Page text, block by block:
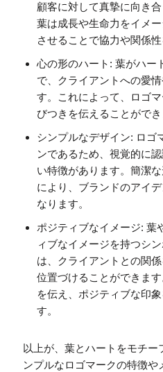
顧客に対して真摯に向き
葉は成長や生命力をイメ
させることで協力や関係性
心の形のハート: 葉がハー
で、クライアントへの愛
す。これによって、ロゴ
びつきを伝えることができ
シンプルなデザイン: ロゴ
ンであるため、視覚的に
い特徴があります。簡潔
により、ブランドのアイ
なります。
ポジティブなイメージ: 葉
ィブなイメージを持つシ
は、クライアントとの関
位置づけることができま
を伝え、ポジティブな印
す。
以上が、葉とハートをモチ
ンプルなロゴマークの特徴